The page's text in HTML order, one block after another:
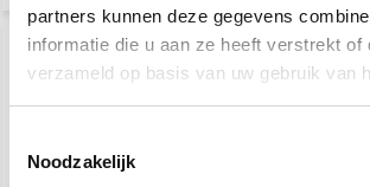
partners kunnen deze gegevens
informatie die u aan ze heeft verstrekt of
verzameld op basis van uw gebruik van
Noodzakelijk